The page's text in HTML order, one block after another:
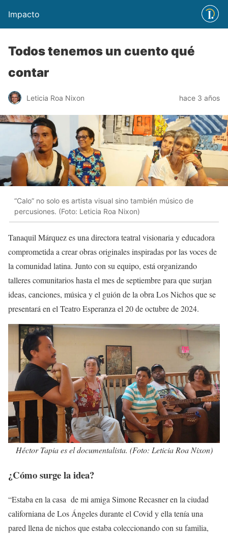
Impacto
Todos tenemos un cuento qué
contar
Leticia Roa Nixon hace 3 años
“Calo” no solo es artista visual sino también músico de
percusiones. (Foto: Leticia Roa Nixon)
Tanaquil Márquez es una directora teatral visionaria y educadora
comprometida a crear obras originales inspiradas por las voces de
la comunidad latina. Junto con su equipo, está organizando
talleres comunitarios hasta el mes de septiembre para que surjan
ideas, canciones, música y el guión de la obra Los Nichos que se
presentará en el Teatro Esperanza el 20 de octubre de 2024.
Héctor Tapia es el documentalista. (Foto: Leticia Roa Nixon)
¿Cómo surge la idea?
“Estaba en la casa de mi amiga Simone Recasner en la ciudad
californiana de Los Ángeles durante el Covid y ella tenía una
pared llena de nichos que estaba coleccionando con su familia,